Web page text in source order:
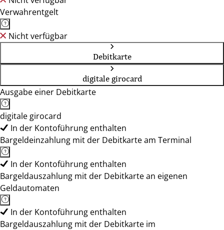
Verwahrentgelt
Nicht verfügbar
Debitkarte
digitale girocard
Ausgabe einer Debitkarte
digitale girocard
In der Kontoführung enthalten
Bargeldeinzahlung mit der Debitkarte am Terminal
In der Kontoführung enthalten
Bargeldauszahlung mit der Debitkarte an eigenen
Geldautomaten
In der Kontoführung enthalten
Bargeldauszahlung mit der Debitkarte im